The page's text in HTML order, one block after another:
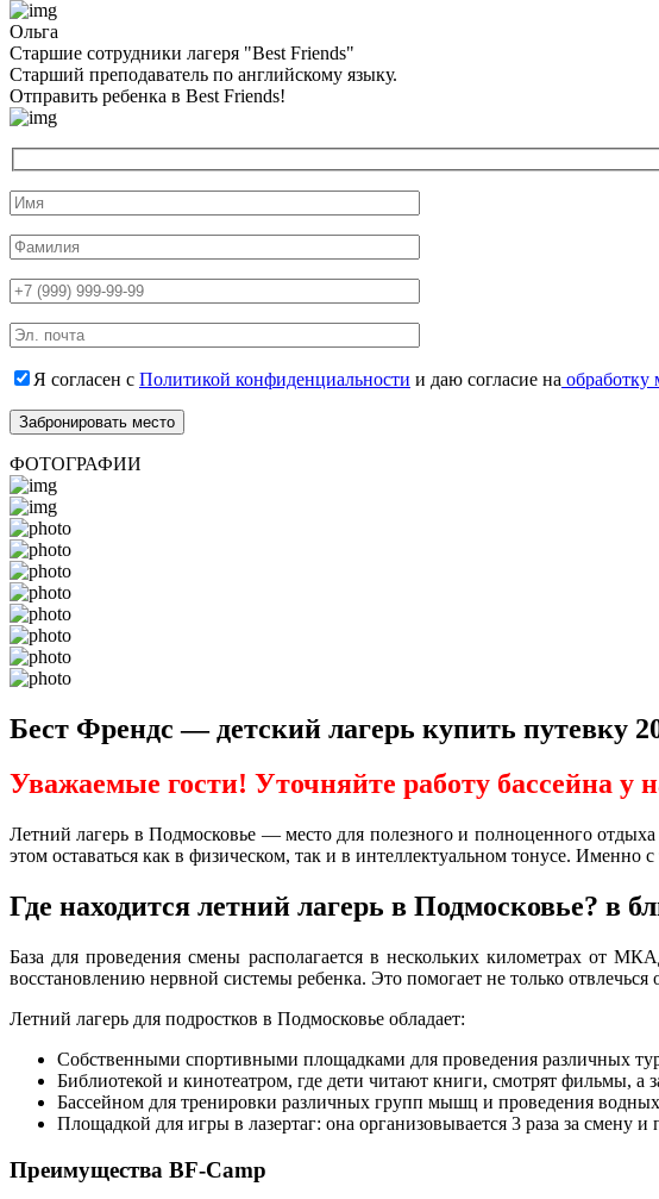
Ольга
Старшие сотрудники лагеря "Best Friends"
Cтарший преподаватель по английскому языку.
Отправить ребенка в Best Friends!
Я согласен с Политикой конфиденциальности и даю согласие на
ФОТОГРАФИИ
Бест Френдс — детский лагерь купить путевку
Уважаемые гости! Уточняйте работу бассейна у
Летний лагерь в Подмосковье — место для полезного и полноценного
этом оставаться как в физическом, так и в интеллектуальном тонусе.
Где находится летний лагерь в Подмосковье? в
База для проведения смены располагается в нескольких километрах от
восстановлению нервной системы ребенка. Это помогает не только
Летний лагерь для подростков в Подмосковье обладает:
Собственными спортивными площадками для проведения различных
Библиотекой и кинотеатром, где дети читают книги, смотрят фильмы, а
Бассейном для тренировки различных групп мышц и проведения
Площадкой для игры в лазертаг: она организовывается 3 раза за
Преимущества BF-Camp